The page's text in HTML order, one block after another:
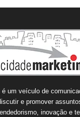
é um veículo de
e promover
inovação e